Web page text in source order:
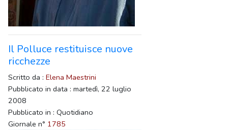
Il Polluce restituisce nuove
ricchezze
Scritto da : Elena Maestrini
Pubblicato in data : martedì, 22 luglio
2008
Pubblicato in : Quotidiano
Giornale n° 1785